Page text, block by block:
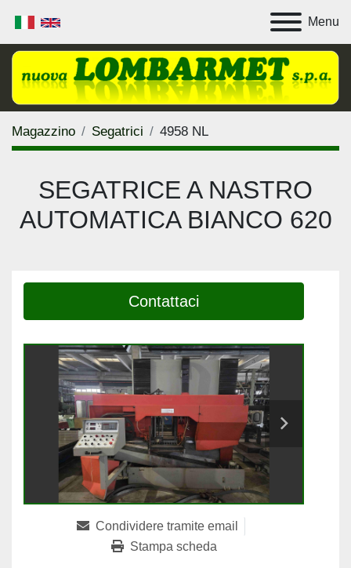
Menu
Magazzino Segatrici 4958 NL
SEGATRICE A NASTRO
AUTOMATICA BIANCO 620
Contattaci
Condividere tramite email
Stampa scheda